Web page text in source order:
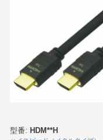
型番: HDM**H